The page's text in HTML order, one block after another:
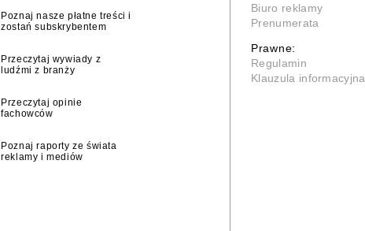
Poznaj nasze płatne treści i
zostań subskrybentem
Przeczytaj wywiady z
ludźmi z branży
Przeczytaj opinie
fachowców
Poznaj raporty ze świata
reklamy i mediów
Biuro reklamy
Prenumerata
Prawne:
Regulamin
Klauzula informacyjna